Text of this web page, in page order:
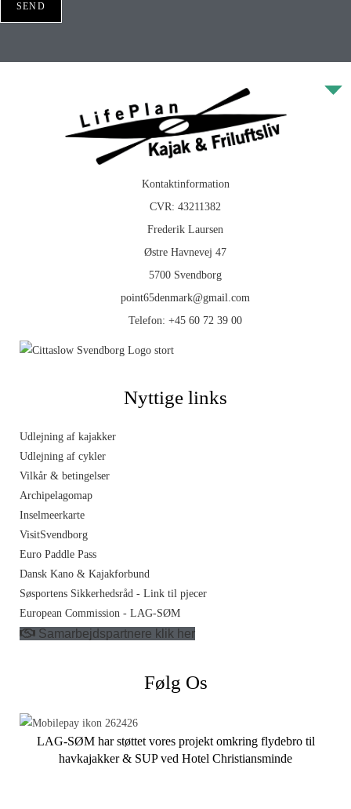
SEND
Kontaktinformation
CVR: 43211382
Frederik Laursen
Østre Havnevej 47
5700 Svendborg
point65denmark@gmail.com
Telefon: +45 60 72 39 00
Nyttige links
Udlejning af kajakker
Udlejning af cykler
Vilkår & betingelser
Archipelagomap
Inselmeerkarte
VisitSvendborg
Euro Paddle Pass
Dansk Kano & Kajakforbund
Søsportens Sikkerhedsråd - Link til pjecer
European Commission - LAG-SØM
Samarbejdspartnere klik her
Følg Os
LAG-SØM har støttet vores projekt omkring flydebro til
havkajakker & SUP ved Hotel Christiansminde